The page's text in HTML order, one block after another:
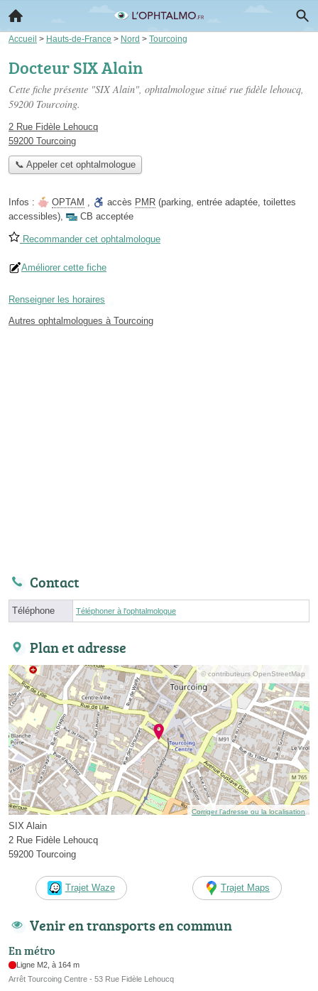
Accueil > Hauts-de-France > Nord > Tourcoing
Docteur SIX Alain
Cette fiche présente "SIX Alain", ophtalmologue situé rue fidèle lehoucq,
59200 Tourcoing.
2 Rue Fidèle Lehoucq
59200 Tourcoing
📞 Appeler cet ophtalmologue
Infos : OPTAM , accès PMR (parking, entrée adaptée, toilettes
accessibles), CB acceptée
Recommander cet ophtalmologue
Améliorer cette fiche
Renseigner les horaires
Autres ophtalmologues à Tourcoing
Contact
Téléphone Téléphoner à l'ophtalmologue
Plan et adresse
© contributeurs OpenStreetMap
Corriger l’adresse ou la localisation
SIX Alain
2 Rue Fidèle Lehoucq
59200 Tourcoing
Trajet Waze Trajet Maps
Venir en transports en commun
En métro
Ligne M2, à 164 m
Arrêt Tourcoing Centre - 53 Rue Fidèle Lehoucq